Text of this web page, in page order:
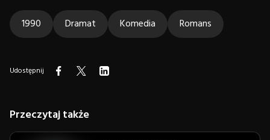
1990 Dramat Komedia Romans
Udostępnij
Przeczytaj także